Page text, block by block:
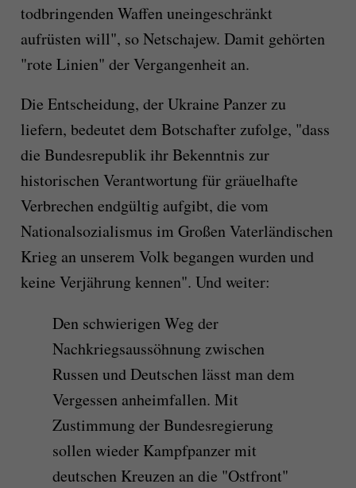
todbringenden Waffen uneingeschränkt
aufrüsten will", so Netschajew. Damit gehörten
"rote Linien" der Vergangenheit an.
Die Entscheidung, der Ukraine Panzer zu
liefern, bedeutet dem Botschafter zufolge, "dass
die Bundesrepublik ihr Bekenntnis zur
historischen Verantwortung für gräuelhafte
Verbrechen endgültig aufgibt, die vom
Nationalsozialismus im Großen Vaterländischen
Krieg an unserem Volk begangen wurden und
keine Verjährung kennen". Und weiter:
Den schwierigen Weg der
Nachkriegsaussöhnung zwischen
Russen und Deutschen lässt man dem
Vergessen anheimfallen. Mit
Zustimmung der Bundesregierung
sollen wieder Kampfpanzer mit
deutschen Kreuzen an die "Ostfront"